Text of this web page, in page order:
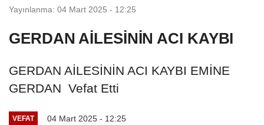
Yayınlanma: 04 Mart 2025 - 12:25
GERDAN AİLESİNİN ACI KAYBI
GERDAN AİLESİNİN ACI KAYBI EMİNE
GERDAN Vefat Etti
VEFAT 04 Mart 2025 - 12:25